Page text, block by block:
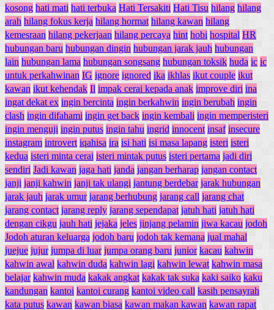
kosong hati mati hati terbuka Hati Tersakiti Hati Tisu hilang hilang
arah hilang fokus kerja hilang hormat hilang kawan hilang
kemesraan hilang pekerjaan hilang percaya hint hobi hospital HR
hubungan baru hubungan dingin hubungan jarak jauh hubungan
lain hubungan lama hubungan songsang hubungan toksik huda ic ic
untuk perkahwinan IG ignore ignored ika ikhlas ikut couple ikut
kawan ikut kehendak Il impak cerai kepada anak improve diri ina
ingat dekat ex ingin bercinta ingin berkahwin ingin berubah ingin
clash ingin difahami ingin get back ingin kembali ingin memperisteri
ingin menguji ingin putus ingin tahu ingrid innocent insaf insecure
instagram introvert iqahisa ira isi hati isi masa lapang isteri isteri
kedua isteri minta cerai isteri mintak putus isteri pertama jadi diri
sendiri Jadi kawan jaga hati janda jangan berharap jangan contact
janji janji kahwin janji tak ulangi jantung berdebar jarak hubungan
jarak jauh jarak umur jarang berhubung jarang call jarang chat
jarang contact jarang reply jarang sependapat jatuh hati jatuh hati
dengan cikgu jauh hati jejaka jeles jinjang pelamin jiwa kacau jodoh
Jodoh aturan keluarga jodoh baru jodoh tak kemana jual mahal
juejue jujur jumpa di luar jumpa orang baru junior kacau kahwin
kahwin awal kahwin duda kahwin lagi kahwin lewat kahwin masa
belajar kahwin muda kakak angkat kakak tak suka kaki saiko kaku
kandungan kantoi kantoi curang kantoi video call kasih pensayrah
kata putus kawan kawan biasa kawan makan kawan kawan rapat